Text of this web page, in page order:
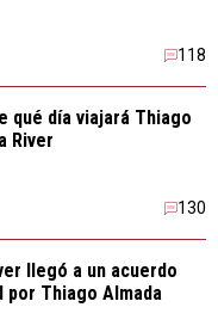
118
qué día viajará Thiago
River
130
llegó a un acuerdo
Thiago Almada